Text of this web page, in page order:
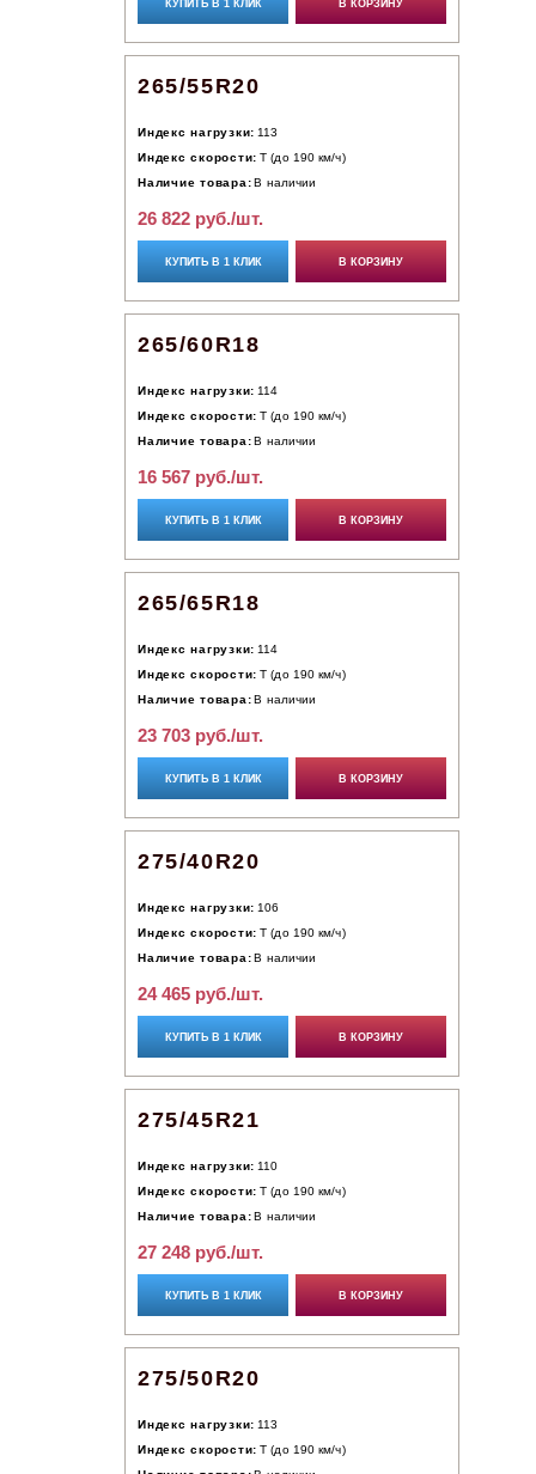
КУПИТЬ В 1 КЛИК В КОРЗИНУ
265/55R20
Индекс нагрузки: 113
Индекс скорости: T (до 190 км/ч)
Наличие товара: В наличии
26 822 руб./шт.
КУПИТЬ В 1 КЛИК В КОРЗИНУ
265/60R18
Индекс нагрузки: 114
Индекс скорости: T (до 190 км/ч)
Наличие товара: В наличии
16 567 руб./шт.
КУПИТЬ В 1 КЛИК В КОРЗИНУ
265/65R18
Индекс нагрузки: 114
Индекс скорости: T (до 190 км/ч)
Наличие товара: В наличии
23 703 руб./шт.
КУПИТЬ В 1 КЛИК В КОРЗИНУ
275/40R20
Индекс нагрузки: 106
Индекс скорости: T (до 190 км/ч)
Наличие товара: В наличии
24 465 руб./шт.
КУПИТЬ В 1 КЛИК В КОРЗИНУ
275/45R21
Индекс нагрузки: 110
Индекс скорости: T (до 190 км/ч)
Наличие товара: В наличии
27 248 руб./шт.
КУПИТЬ В 1 КЛИК В КОРЗИНУ
275/50R20
Индекс нагрузки: 113
Индекс скорости: T (до 190 км/ч)